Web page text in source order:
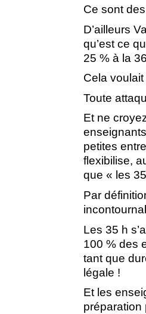
Ce sont
D’ailleurs
qu’est ce
25 % à la
Cela
Toute
Et ne
petites
flexibilise,
que « les
Par
Les 35 h
100 % des
tant que
légale !
Et les
préparation